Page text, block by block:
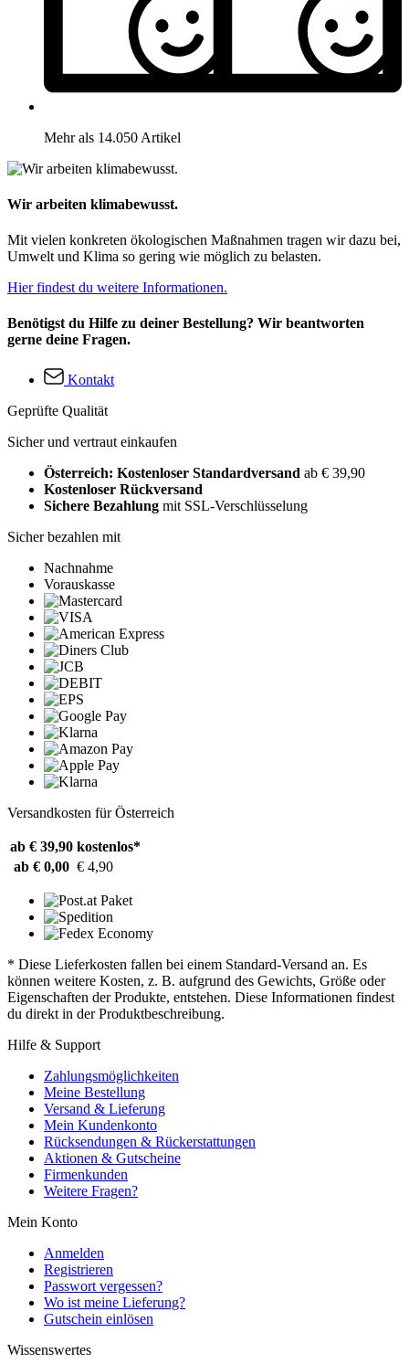
Mehr als 14.050 Artikel
Wir arbeiten klimabewusst.
Mit vielen konkreten ökologischen Maßnahmen tragen wir dazu bei,
Umwelt und Klima so gering wie möglich zu belasten.
Hier findest du weitere Informationen.
Benötigst du Hilfe zu deiner Bestellung? Wir beantworten
gerne deine Fragen.
Kontakt
Geprüfte Qualität
Sicher und vertraut einkaufen
Österreich: Kostenloser Standardversand ab € 39,90
Kostenloser Rückversand
Sichere Bezahlung mit SSL-Verschlüsselung
Sicher bezahlen mit
Nachnahme
Vorauskasse
Versandkosten für Österreich
ab € 39,90 kostenlos*
ab € 0,00 € 4,90
* Diese Lieferkosten fallen bei einem Standard-Versand an. Es
können weitere Kosten, z. B. aufgrund des Gewichts, Größe oder
Eigenschaften der Produkte, entstehen. Diese Informationen findest
du direkt in der Produktbeschreibung.
Hilfe & Support
Zahlungsmöglichkeiten
Meine Bestellung
Versand & Lieferung
Mein Kundenkonto
Rücksendungen & Rückerstattungen
Aktionen & Gutscheine
Firmenkunden
Weitere Fragen?
Mein Konto
Anmelden
Registrieren
Passwort vergessen?
Wo ist meine Lieferung?
Gutschein einlösen
Wissenswertes